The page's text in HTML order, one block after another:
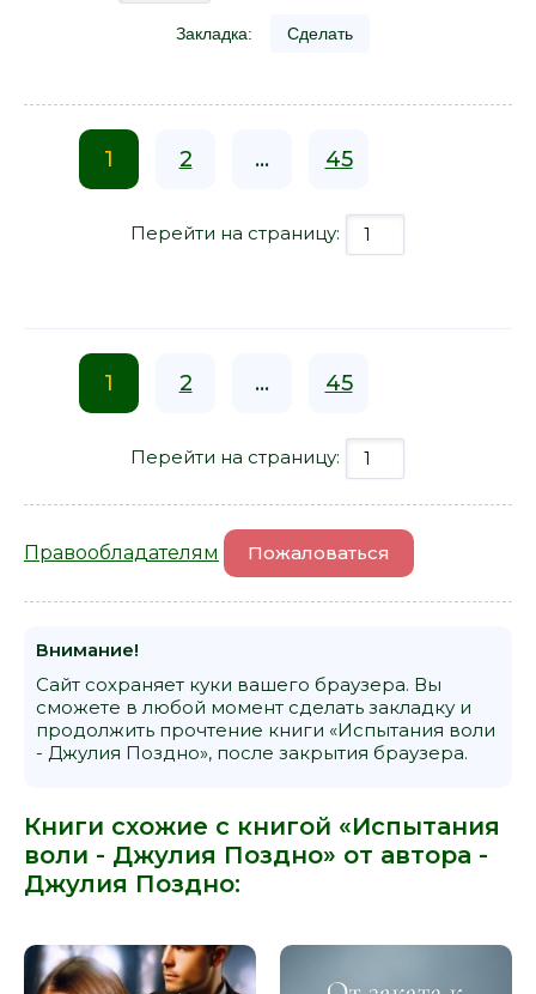
Закладка: Сделать
1 2 ... 45
Перейти на страницу:
1 2 ... 45
Перейти на страницу:
Правообладателям Пожаловаться
Внимание!
Сайт сохраняет куки вашего браузера. Вы
сможете в любой момент сделать закладку и
продолжить прочтение книги «Испытания воли
- Джулия Поздно», после закрытия браузера.
Книги схожие с книгой «Испытания
воли - Джулия Поздно» от автора -
Джулия Поздно: